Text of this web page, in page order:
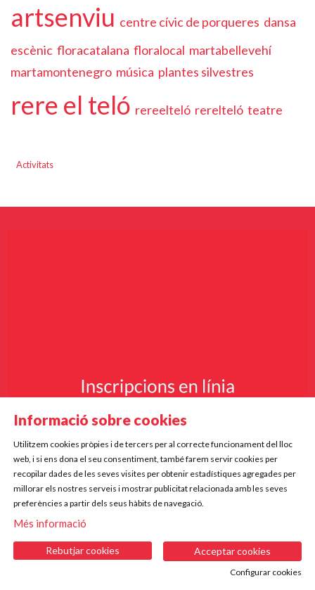
artsenviu centre cívic de porqueres dansa
escènic floracatalana floralocal martabellevehí
martamontenegro música plantes silvestres
rere el teló rereelteló rerelteló teatre
Activitats
Informació sobre cookies
Utilitzem cookies pròpies i de tercers per al correcte funcionament del lloc
web, i si ens dona el seu consentiment, també farem servir cookies per
recopilar dades de les seves visites per obtenir estadístiques agregades per
millorar els nostres serveis i mostrar publicitat relacionada amb les seves
preferències a partir dels seus hàbits de navegació.
Més informació
Acceptar cookies
Rebutjar cookies
Configurar cookies